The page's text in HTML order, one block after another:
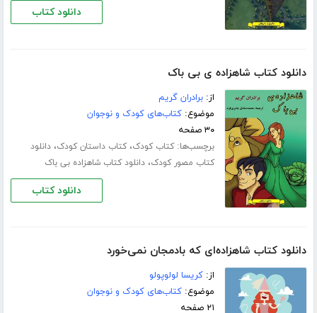
دانلود کتاب
دانلود کتاب شاهزاده ی بی باک
از:برادران گریم
موضوع:کتاب‌های کودک و نوجوان
۳۰ صفحه
برچسب‌ها:کتاب کودک،کتاب داستان کودک،دانلود
کتاب مصور کودک،دانلود کتاب شاهزاده بی باک
دانلود کتاب
دانلود کتاب شاهزاده‌ای که بادمجان نمی‌خورد
از:کریسا لولوپولو
موضوع:کتاب‌های کودک و نوجوان
۲۱ صفحه